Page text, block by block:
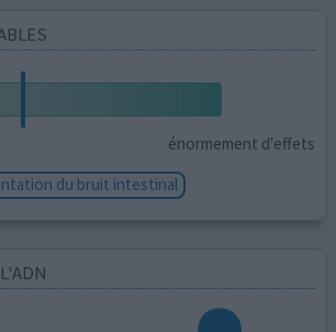
énormement d'effets
du bruit intestinal